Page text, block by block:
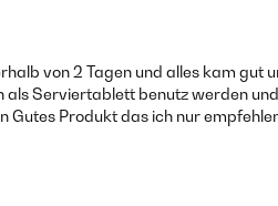
von 2 Tagen und alles kam
Serviertablett benutz werden
Gutes Produkt das ich nur